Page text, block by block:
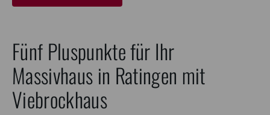
Fünf Pluspunkte für Ihr
Massivhaus in Ratingen mit
Viebrockhaus